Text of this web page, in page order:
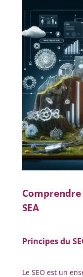
Comprendre
SEA
Principes du
Le SEO est un